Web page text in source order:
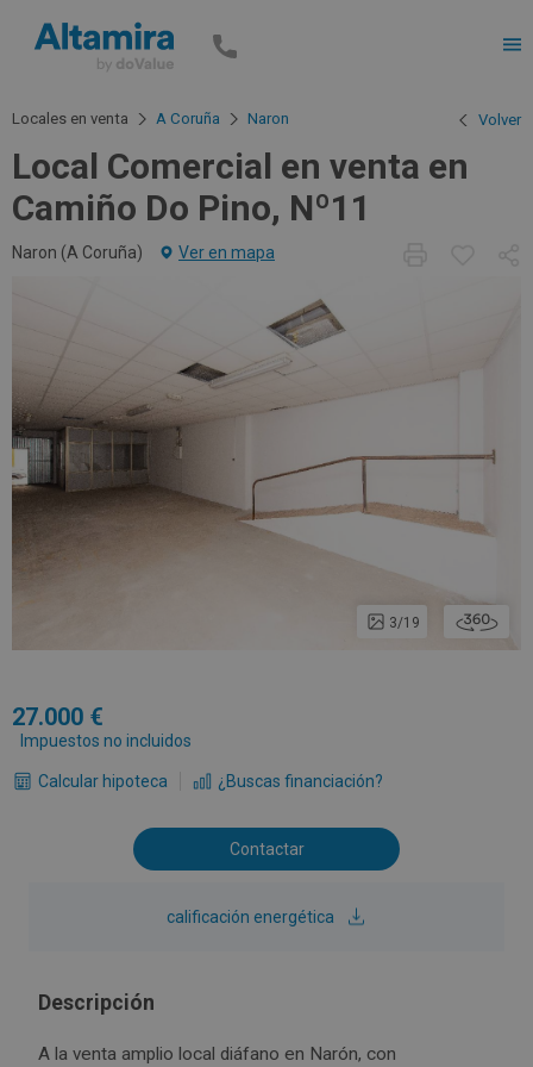
Locales en venta A Coruña Naron Volver
Local Comercial en venta en
Camiño Do Pino, Nº11
Naron (A Coruña) Ver en mapa
3/19
27.000
Impuestos no incluidos
Calcular hipoteca ¿Buscas financiación?
Contactar
calificación energética
Descripción
A la venta amplio local diáfano en Narón, con